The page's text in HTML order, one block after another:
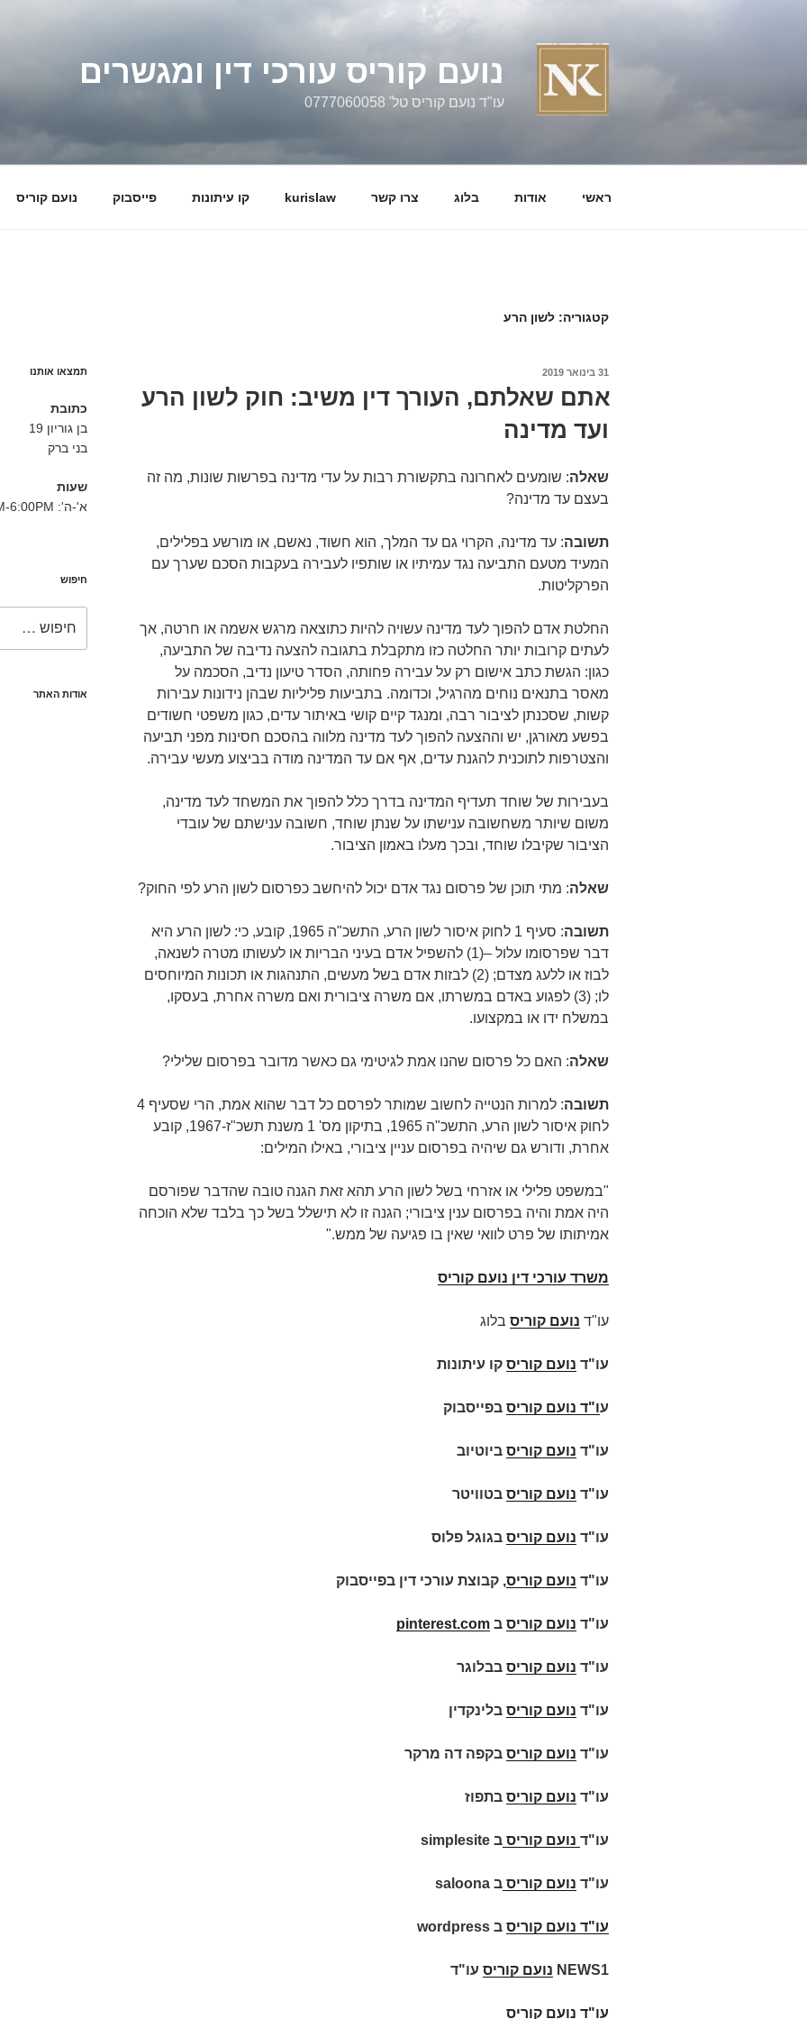
נועם קוריס עורכי דין ומגשרים
עו"ד נועם קוריס טל' 0777060058
ראשי אודות בלוג צרו קשר kurislaw קו עיתונות פייסבוק נועם קוריס
קטגוריה: לשון הרע
פורסם
31 בינואר 2019
אתם שאלתם, העורך דין משיב: חוק לשון הרע
ועד מדינה
שאלה: שומעים לאחרונה בתקשורת רבות על עדי מדינה בפרשות שונות, מה זה
בעצם עד מדינה?
תשובה: עד מדינה, הקרוי גם עד המלך, הוא חשוד, נאשם, או מורשע בפלילים,
המעיד מטעם התביעה נגד עמיתיו או שותפיו לעבירה בעקבות הסכם שערך עם
הפרקליטות.
החלטת אדם להפוך לעד מדינה עשויה להיות כתוצאה מרגש אשמה או חרטה, אך
לעתים קרובות יותר החלטה כזו מתקבלת בתגובה להצעה נדיבה של התביעה,
כגון: הגשת כתב אישום רק על עבירה פחותה, הסדר טיעון נדיב, הסכמה על
מאסר בתנאים נוחים מהרגיל, וכדומה. בתביעות פליליות שבהן נידונות עבירות
קשות, שסכנתן לציבור רבה, ומנגד קיים קושי באיתור עדים, כגון משפטי חשודים
בפשע מאורגן, יש וההצעה להפוך לעד מדינה מלווה בהסכם חסינות מפני תביעה
והצטרפות לתוכנית להגנת עדים, אף אם עד המדינה מודה בביצוע מעשי עבירה.
בעבירות של שוחד תעדיף המדינה בדרך כלל להפוך את המשחד לעד מדינה,
משום שיותר משחשובה ענישתו על שנתן שוחד, חשובה ענישתם של עובדי
הציבור שקיבלו שוחד, ובכך מעלו באמון הציבור.
שאלה: מתי תוכן של פרסום נגד אדם יכול להיחשב כפרסום לשון הרע לפי החוק?
תשובה
: סעיף 1 לחוק איסור לשון הרע, התשכ"ה 1965, קובע, כי: לשון הרע היא
דבר שפרסומו עלול –(1) להשפיל אדם בעיני הבריות או לעשותו מטרה לשנאה,
לבוז או ללעג מצדם; (2) לבזות אדם בשל מעשים, התנהגות או תכונות המיוחסים
לו; (3) לפגוע באדם במשרתו, אם משרה ציבורית ואם משרה אחרת, בעסקו,
במשלח ידו או במקצועו.
שאלה: האם כל פרסום שהנו אמת לגיטימי גם כאשר מדובר בפרסום שלילי?
תשובה
: למרות הנטייה לחשוב שמותר לפרסם כל דבר שהוא אמת, הרי שסעיף 4
לחוק איסור לשון הרע, התשכ"ה 1965, בתיקון מס' 1 משנת תשכ"ז-1967, קובע
אחרת, ודורש גם שיהיה בפרסום עניין ציבורי, באילו המילים:
"במשפט פלילי או אזרחי בשל לשון הרע תהא זאת הגנה טובה שהדבר שפורסם
היה אמת והיה בפרסום ענין ציבורי; הגנה זו לא תישלל בשל כך בלבד שלא הוכחה
אמיתותו של פרט לוואי שאין בו פגיעה של ממש."
משרד עורכי דין נועם קוריס
עו"ד נועם קוריס בלוג
עו"ד נועם קוריס קו עיתונות
עו"ד נועם קוריס בפייסבוק
עו"ד נועם קוריס ביוטיוב
עו"ד נועם קוריס בטוויטר
עו"ד נועם קוריס בגוגל פלוס
עו"ד נועם קוריס, קבוצת עורכי דין בפייסבוק
עו"ד נועם קוריס ב pinterest.com
עו"ד נועם קוריס בבלוגר
עו"ד נועם קוריס בלינקדין
עו"ד נועם קוריס בקפה דה מרקר
עו"ד נועם קוריס בתפוז
עו"ד נועם קוריס ב simplesite
עו"ד נועם קוריס ב saloona
עו"ד נועם קוריס ב wordpress
NEWS1 נועם קוריס עו"ד
עו"ד נועם קוריס
תמצאו אותנו
כתובת
בן גוריון 19
בני ברק
שעות
א'-ה': 8:30AM-6:00PM
חיפוש
אודות האתר